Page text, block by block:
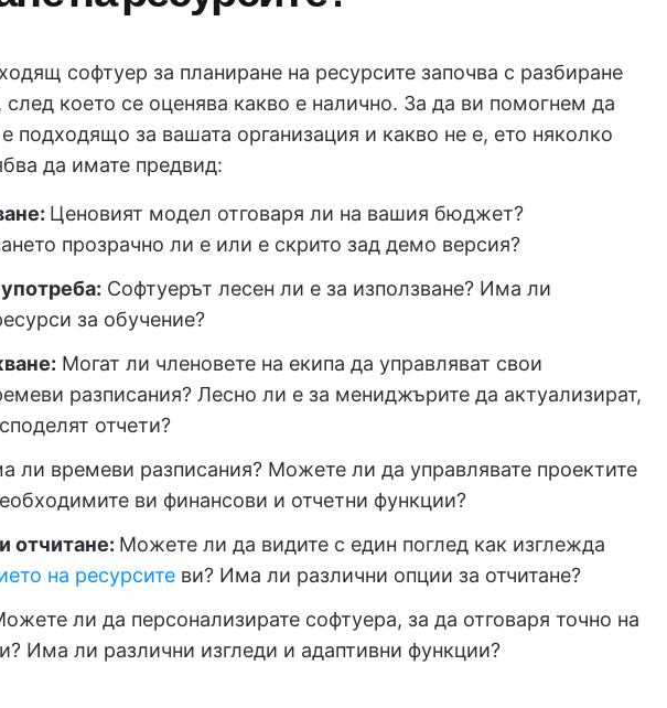
софтуер за планиране на ресурсите започва с разбиране
което се оценява какво е налично. За да ви помогнем да
подходящо за вашата организация и какво не е, ето няколко
да имате предвид:
: Ценовият модел отговаря ли на вашия бюджет?
прозрачно ли е или е скрито зад демо версия?
Софтуерът лесен ли е за използване? Има ли
за обучение?
Могат ли членовете на екипа да управляват свои
разписания? Лесно ли е за мениджърите да актуализират,
отчети?
ли времеви разписания? Можете ли да управлявате проектите
ви финансови и отчетни функции?
отчитане: Можете ли да видите с един поглед как изглежда
на ресурсите ви? Има ли различни опции за отчитане?
ли да персонализирате софтуера, за да отговаря точно на
Има ли различни изгледи и адаптивни функции?